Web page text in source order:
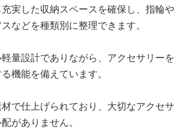
実した収納スペースを確保し、指輪や
などを種類別に整理できます。
量設計でありながら、アクセサリーを
機能を備えています。
で仕上げられており、大切なアクセサ
がありません。